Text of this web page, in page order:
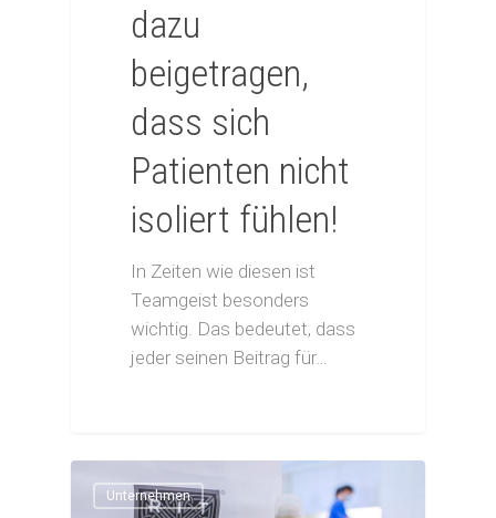
dazu
beigetragen,
dass sich
Patienten nicht
isoliert fühlen!
In Zeiten wie diesen ist
Teamgeist besonders
wichtig. Das bedeutet, dass
jeder seinen Beitrag für…
Unternehmen